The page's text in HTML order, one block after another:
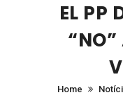
EL PP
“NO”
Home